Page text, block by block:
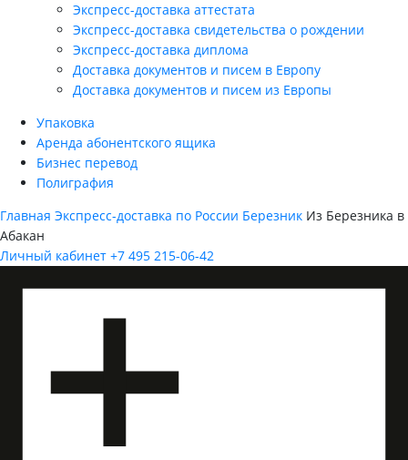
Экспресс-доставка аттестата
Экспресс-доставка свидетельства о рождении
Экспресс-доставка диплома
Доставка документов и писем в Европу
Доставка документов и писем из Европы
Упаковка
Аренда абонентского ящика
Бизнес перевод
Полиграфия
Главная Экспресс-доставка по России Березник Из Березника в
Абакан
Личный кабинет +7 495 215-06-42